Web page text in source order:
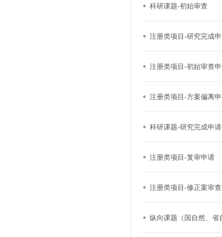
科研课题-初始审查
注册类项目-研究完成
注册类项目-初始审查
注册类项目-方案偏离
科研课题-研究完成申请
注册类项目-复审申请
注册类项目-修正案审
纵向课题（国自然、省